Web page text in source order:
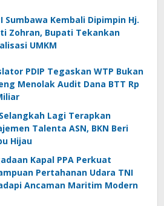
Sumbawa Kembali Dipimpin Hj.
Zohran, Bupati Tekankan
UMKM
PDIP Tegaskan WTP Bukan
Menolak Audit Dana BTT Rp
Lagi Terapkan
Talenta ASN, BKN Beri
Hijau
Kapal PPA Perkuat
Pertahanan Udara TNI
Ancaman Maritim Modern